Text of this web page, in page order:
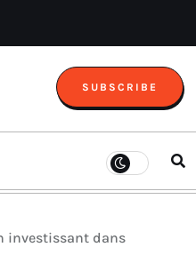
SUBSCRIBE
investissant dans